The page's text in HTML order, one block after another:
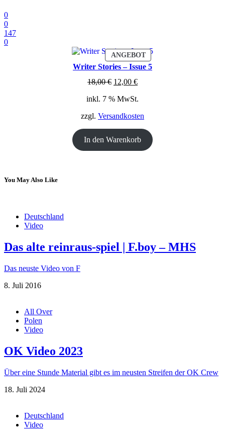
0
0
147
0
ANGEBOTPRODUKT
IM
ANGEBOT
Writer Stories – Issue 5
18,00€ Ursprünglicher
war:
12,00 €Aktueller
ist:
inkl. 7 % MwSt.
zzgl. Versandkosten
In den Warenkorb
You May Also Like
Deutschland
Video
Das alte reinraus-spiel | F.boy – MHS
Das neuste Video von F
8. Juli 2016
All Over
Polen
Video
OK Video 2023
Über eine Stunde Material gibt es im neusten Streifen der OK Crew
18. Juli 2024
Deutschland
Video